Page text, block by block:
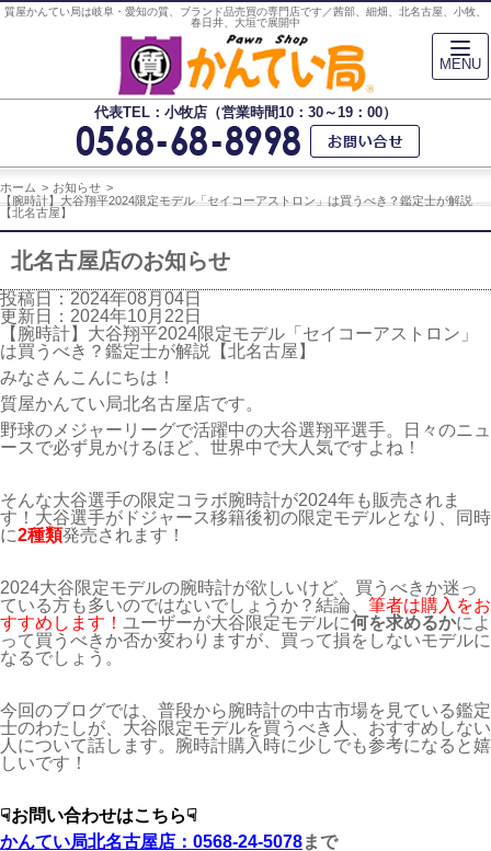
質屋かんてい局は岐阜・愛知の質、ブランド品売買の専門店です／茜部、細畑、北名古屋、小牧、
春日井、大垣で展開中
代表TEL：小牧店（営業時間10：30～19：00）
ホーム
お知らせ
【腕時計】大谷翔平2024限定モデル「セイコーアストロン」は買うべき？鑑定士が解説
【北名古屋】
北名古屋店のお知らせ
投稿日：2024年08月04日
更新日：2024年10月22日
【腕時計】大谷翔平2024限定モデル「セイコーアストロン」
は買うべき？鑑定士が解説【北名古屋】
みなさんこんにちは！
質屋かんてい局北名古屋店です。
野球のメジャーリーグで活躍中の大谷選翔平選手。日々のニュ
ースで必ず見かけるほど、世界中で大人気ですよね！
そんな大谷選手の限定コラボ腕時計が2024年も販売されま
す！大谷選手がドジャース移籍後初の限定モデルとなり、同時
に2種類発売されます！
2024大谷限定モデルの腕時計が欲しいけど、買うべきか迷っ
ている方も多いのではないでしょうか？結論、 筆者は購入をお
すすめします！ ユーザーが大谷限定モデルに何を求めるかによ
って買うべきか否か変わりますが、買って損をしないモデルに
なるでしょう。
今回のブログでは、普段から腕時計の中古市場を見ている鑑定
士のわたしが、大谷限定モデルを買うべき人、おすすめしない
人について話します。腕時計購入時に少しでも参考になると嬉
しいです！
☟お問い合わせはこちら☟
かんてい局北名古屋店：0568-24-5078まで
MENU